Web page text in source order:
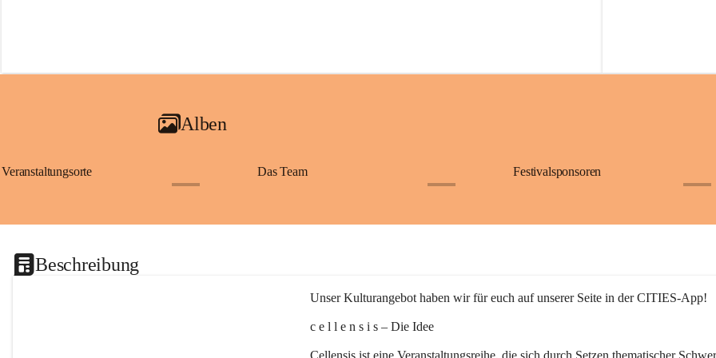
Alben
Veranstaltungsorte Das Team Festivalsponsoren
Beschreibung
Unser Kulturangebot haben wir für euch auf unserer Seite in der CITIES-App!
c e l l e n s i s – Die Idee
Cellensis ist eine Veranstaltungsreihe, die sich durch Setzen thematischer